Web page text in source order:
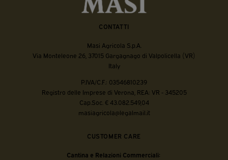
CONTATTI
Masi Agricola S.p.A.
Via Monteleone 26, 37015 Gargagnago di Valpolicella (VR)
Italy
P.IVA/C.F.: 03546810239
Registro delle Imprese di Verona, REA: VR - 345205
Cap.Soc. € 43.082.549,04
masiagricola@legalmail.it
CUSTOMER CARE
Cantina e Relazioni Commerciali: